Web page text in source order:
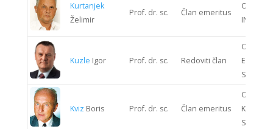
Kurtanjek
Želimir
Prof. dr. sc. Član emeritus
ODJEL
Kuzle Igor Prof. dr. sc. Redoviti član
ODJEL
Kviz Boris Prof. dr. sc. Član emeritus
ODJEL